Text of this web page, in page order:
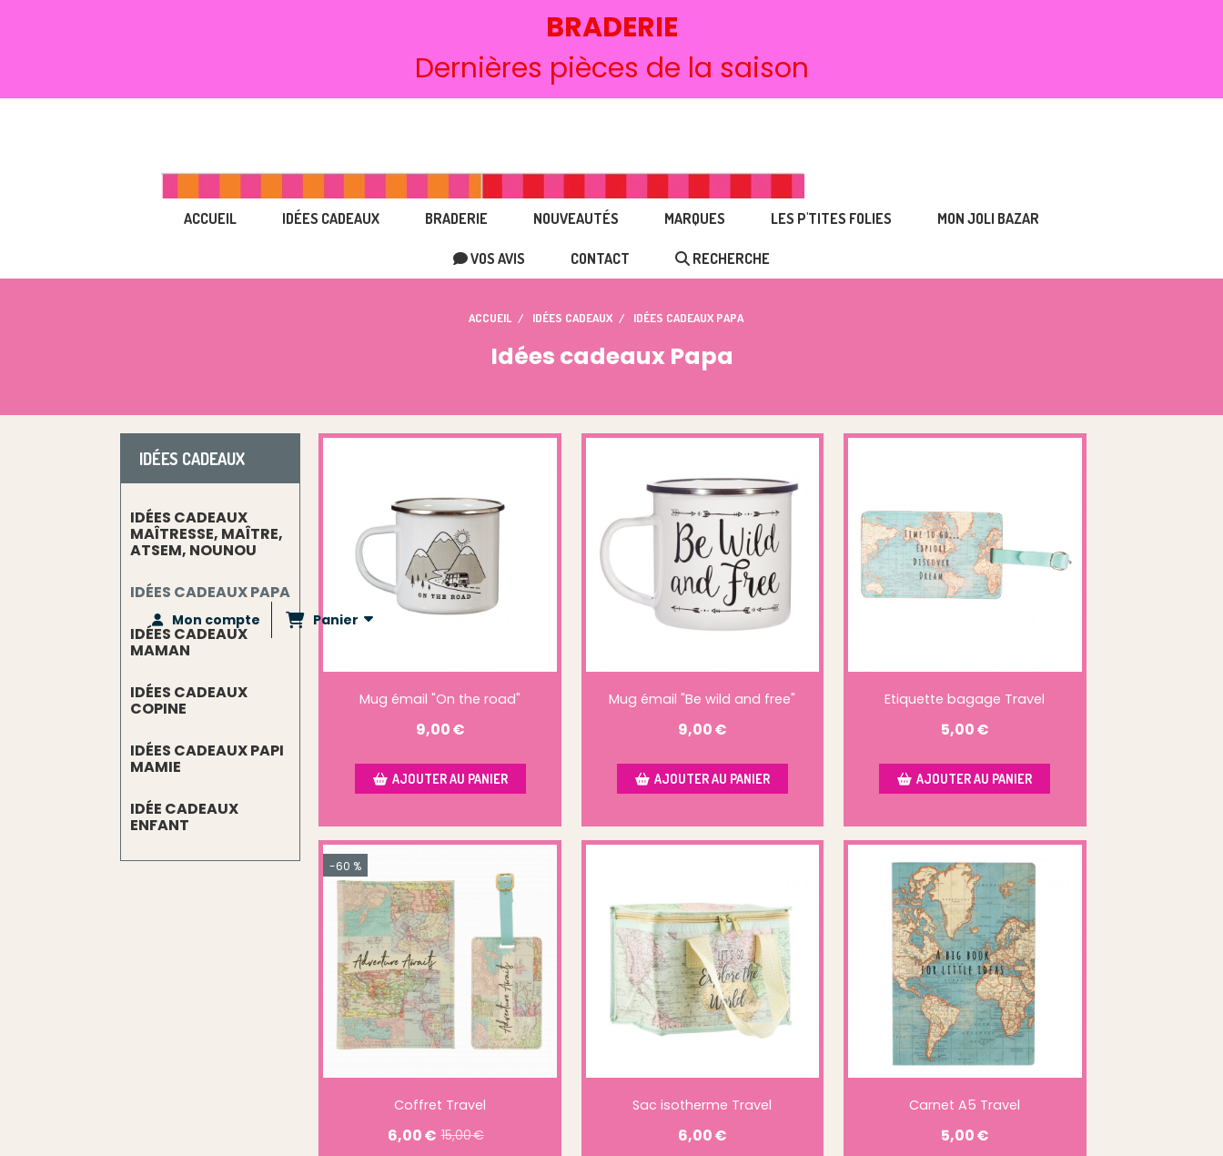
BRADERIE
Dernières pièces de la saison
Mon compte Panier
ACCUEIL IDÉES CADEAUX BRADERIE NOUVEAUTÉS MARQUES LES P'TITES FOLIES MON JOLI BAZAR
VOS AVIS CONTACT RECHERCHE
IDÉES CADEAUX
IDÉES CADEAUX
MAÎTRESSE, MAÎTRE,
ATSEM, NOUNOU
IDÉES CADEAUX PAPA
IDÉES CADEAUX
MAMAN
IDÉES CADEAUX
COPINE
IDÉES CADEAUX PAPI
MAMIE
IDÉE CADEAUX
ENFANT
ACCUEIL IDÉES CADEAUX IDÉES CADEAUX PAPA
Idées cadeaux Papa
Mug émail "On the road"
9,00€
AJOUTER AU PANIER
Mug émail "Be wild and free"
9,00€
AJOUTER AU PANIER
Etiquette bagage Travel
5,00€
AJOUTER AU PANIER
-60 %
Coffret Travel
6,00€ 15,00€
Sac isotherme Travel
6,00€
Carnet A5 Travel
5,00€